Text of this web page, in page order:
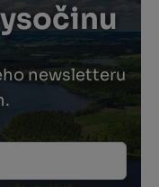
newsletteru